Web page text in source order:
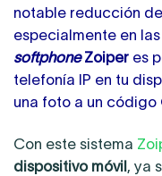
notable reducción
especialmente en
softphoneZoiper es
telefonía IP en tu
una foto a un código
Con este sistema
dispositivo móvil, ya